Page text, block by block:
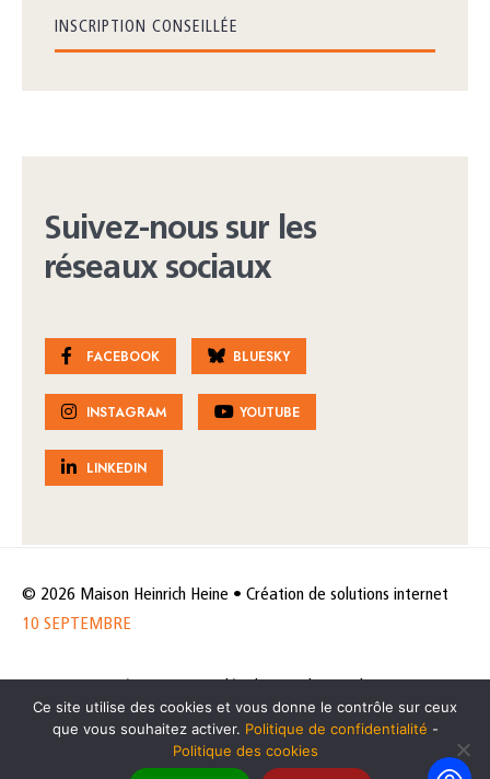
INSCRIPTION CONSEILLÉE
Suivez-nous sur les
réseaux sociaux
FACEBOOK BLUESKY
INSTAGRAM YOUTUBE
LINKEDIN
© 2026 Maison Heinrich Heine • Création de solutions internet
10 SEPTEMBRE
de données
Politique des cookies
Ce site utilise des cookies et vous donne le contrôle sur ceux
que vous souhaitez activer. Politique de confidentialité -
Politique des cookies